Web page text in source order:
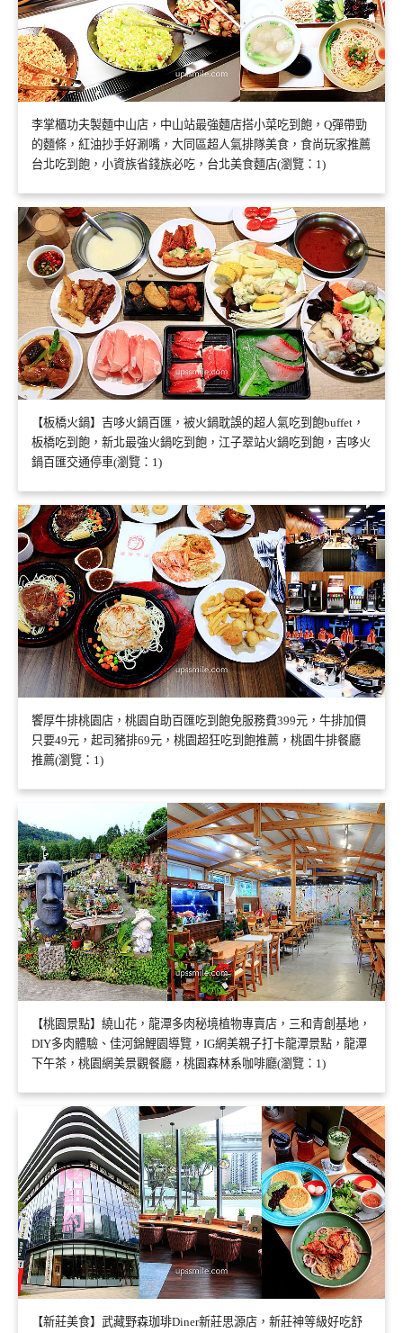
李掌櫃功夫製麵中山店，中山站最強麵店搭小菜吃到飽，Q彈帶勁
的麵條，紅油抄手好涮嘴，大同區超人氣排隊美食，食尚玩家推薦
台北吃到飽，小資族省錢族必吃，台北美食麵店(瀏覽：1)
【板橋火鍋】吉哆火鍋百匯，被火鍋耽誤的超人氣吃到飽buffet，
板橋吃到飽，新北最強火鍋吃到飽，江子翠站火鍋吃到飽，吉哆火
鍋百匯交通停車(瀏覽：1)
饗厚牛排桃園店，桃園自助百匯吃到飽免服務費399元，牛排加價
只要49元，起司豬排69元，桃園超狂吃到飽推薦，桃園牛排餐廳
推薦(瀏覽：1)
【桃園景點】繞山花，龍潭多肉秘境植物專賣店，三和青創基地，
DIY多肉體驗、佳河錦鯉園導覽，IG網美親子打卡龍潭景點，龍潭
下午茶，桃園網美景觀餐廳，桃園森林系咖啡廳(瀏覽：1)
【新莊美食】武藏野森珈琲Diner新莊思源店，新莊神等級好吃舒